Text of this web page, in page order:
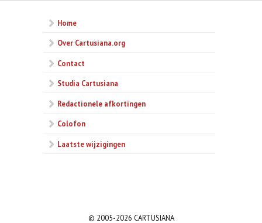
Home
Over Cartusiana.org
Contact
Studia Cartusiana
Redactionele afkortingen
Colofon
Laatste wijzigingen
© 2005-2026 CARTUSIANA